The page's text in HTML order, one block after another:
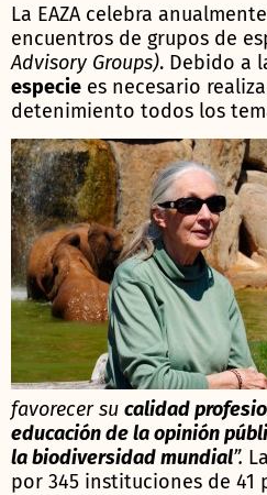
La EAZA celebra anualmente
encuentros de grupos de
Advisory Groups). Debido a
especie es necesario
detenimiento todos los
favorecer su calidad
educación de la opinión
la biodiversidad mundial”.
por 345 instituciones de 41